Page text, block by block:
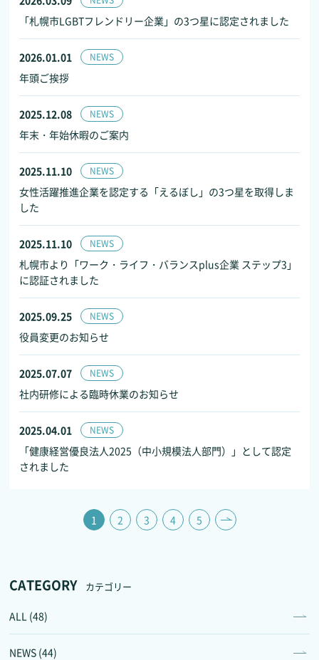
「札幌市LGBTフレンドリー企業」の3つ星に認定されました
2026.01.01 NEWS
年頭ご挨拶
2025.12.08 NEWS
年末・年始休暇のご案内
2025.11.10 NEWS
女性活躍推進企業を認定する「えるぼし」の3つ星を取得しま
した
2025.11.10 NEWS
札幌市より「ワーク・ライフ・バランスplus企業 ステップ3」
に認証されました
2025.09.25 NEWS
役員変更のお知らせ
2025.07.07 NEWS
社内研修による臨時休業のお知らせ
2025.04.01 NEWS
「健康経営優良法人2025（中小規模法人部門）」として認定
されました
1 2 3 4 5
CATEGORY カテゴリー
ALL (48)
NEWS (44)